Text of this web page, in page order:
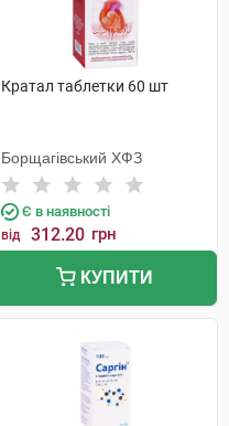
Кратал таблетки 60 шт
Борщагівський ХФЗ
Є в наявності
від 312.20 грн
КУПИТИ